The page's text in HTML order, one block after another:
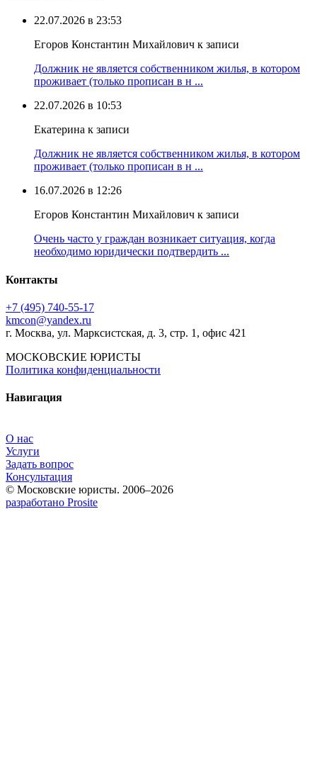
22.07.2026 в 23:53
Егоров Константин Михайлович к записи
Должник не является собственником жилья, в котором
проживает (только прописан в н ...
22.07.2026 в 10:53
Екатерина к записи
Должник не является собственником жилья, в котором
проживает (только прописан в н ...
16.07.2026 в 12:26
Егоров Константин Михайлович к записи
Очень часто у граждан возникает ситуация, когда
необходимо юридически подтвердить ...
Контакты
+7 (495) 740‑55‑17
kmcon@yandex.ru
г. Москва, ул. Марксистская, д. 3, стр. 1, офис 421
МОСКОВСКИЕ ЮРИСТЫ
Политика конфиденциальности
Навигация
О нас
Услуги
Задать вопрос
Консультация
© Московские юристы. 2006–2026
разработано Prosite